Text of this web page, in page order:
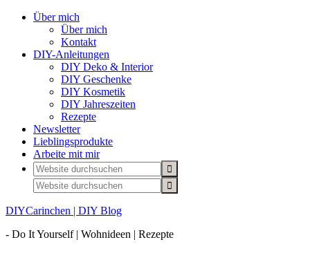
Über mich
Über mich
Kontakt
DIY-Anleitungen
DIY Deko & Interior
DIY Geschenke
DIY Kosmetik
DIY Jahreszeiten
Rezepte
Newsletter
Lieblingsprodukte
Arbeite mit mir
DIYCarinchen | DIY Blog
- Do It Yourself | Wohnideen | Rezepte